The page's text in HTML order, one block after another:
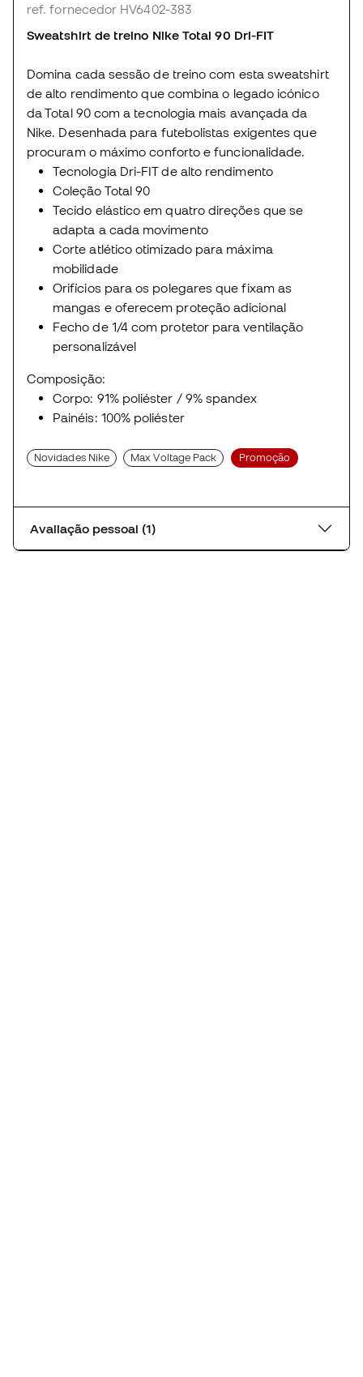
ref. fornecedor HV6402-383
Sweatshirt de treino Nike Total 90 Dri-FIT
Domina cada sessão de treino com esta sweatshirt
de alto rendimento que combina o legado icónico
da Total 90 com a tecnologia mais avançada da
Nike. Desenhada para futebolistas exigentes que
procuram o máximo conforto e funcionalidade.
Tecnologia Dri-FIT de alto rendimento
Coleção Total 90
Tecido elástico em quatro direções que se
adapta a cada movimento
Corte atlético otimizado para máxima
mobilidade
Orifícios para os polegares que fixam as
mangas e oferecem proteção adicional
Fecho de 1/4 com protetor para ventilação
personalizável
Composição:
Corpo: 91% poliéster / 9% spandex
Painéis: 100% poliéster
Novidades Nike Max Voltage Pack Promoção
Avaliação pessoal (1)